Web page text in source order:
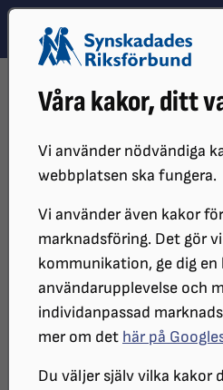
Våra kakor, ditt
Vi använder nödvändiga
webbplatsen ska fungera.
Vi använder även kakor
marknadsföring. Det gör
kommunikation, ge dig
användarupplevelse och
individanpassad
mer om det här på
Du väljer själv vilka kakor
Hoppa till innehåll
Hoppa till hitta snabbt
DISTRIKT
SRF ÖREBRO LÄN
SYNSKADADES
LÄNS
Protokoll